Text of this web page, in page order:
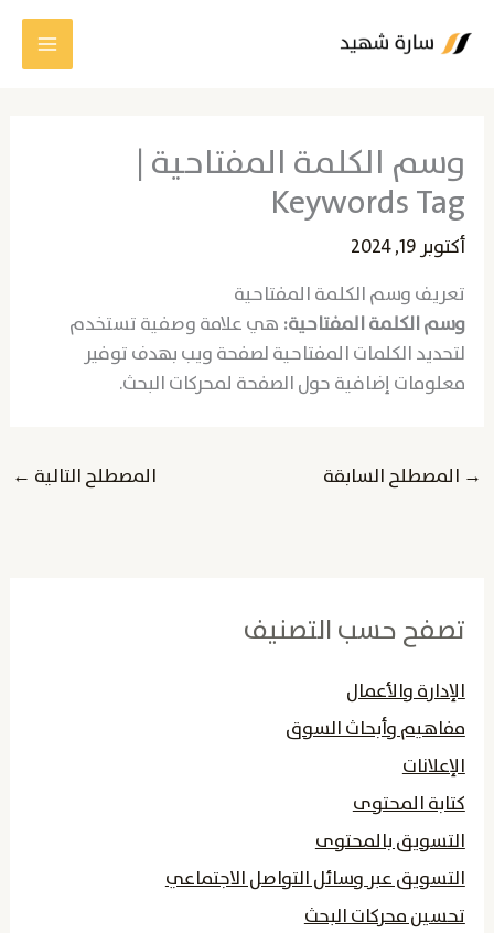
إلى
وسم الكلمة المفتاحية |
Keywords Tag
أكتوبر 19, 2024
تعريف وسم الكلمة المفتاحية
وسم الكلمة المفتاحية: هي علامة وصفية تستخدم
لتحديد الكلمات المفتاحية لصفحة ويب بهدف توفير
معلومات إضافية حول الصفحة لمحركات البحث.
→ المصطلح السابقة المصطلح التالية ←
تصفح حسب التصنيف
الإدارة والأعمال
مفاهيم وأبحاث السوق
الإعلانات
كتابة المحتوى
التسويق بالمحتوى
التسويق عبر وسائل التواصل الاجتماعي
تحسين محركات البحث